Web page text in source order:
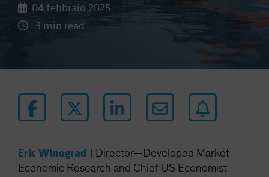
New Zealand
Norway
Poland
Portugal
04 febbraio 2025
3 min read
Eric Winograd
Director—Developed Market
Economic Research and Chief US Economist